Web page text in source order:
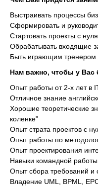
Выстраивать процессы
Сформировать и
Стартовать проекты с нуля
Обрабатывать входящие
Быть играющим тренером
Нам важно, чтобы у Вас
Опыт работы от 2-х лет в
Отличное знание
Хорошие теоретические
коленке”
Опыт страта проектов с
Опыт работы по
Опыт проектирования
Навыки командной работы
Опыт сбора требований и
Владение UML, BPML,